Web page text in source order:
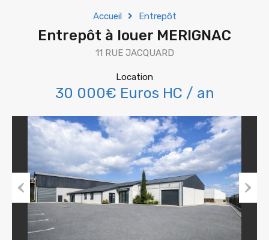
Accueil Entrepôt
Entrepôt à louer MERIGNAC
11 RUE JACQUARD
Location
30 000€ Euros HC / an
Previous Next